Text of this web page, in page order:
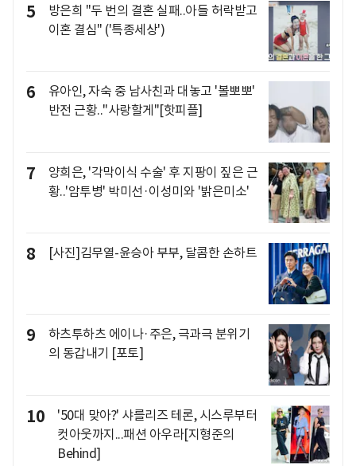
5
방은희 "두 번의 결혼 실패..아들 허락받고
이혼 결심" ('특종세상')
6
유아인, 자숙 중 남사친과 대놓고 '볼뽀뽀'
반전 근황.."사랑할게"[핫피플]
7
양희은, '각막이식 수술' 후 지팡이 짚은 근
황..'암투병' 박미선·이성미와 '밝은미소'
8 [사진]김무열-윤승아 부부, 달콤한 손하트
9
하츠투하츠 에이나·주은, 극과극 분위기
의 동갑내기 [포토]
10
'50대 맞아?' 샤를리즈 테론, 시스루부터
컷아웃까지...패션 아우라[지형준의
Behind]